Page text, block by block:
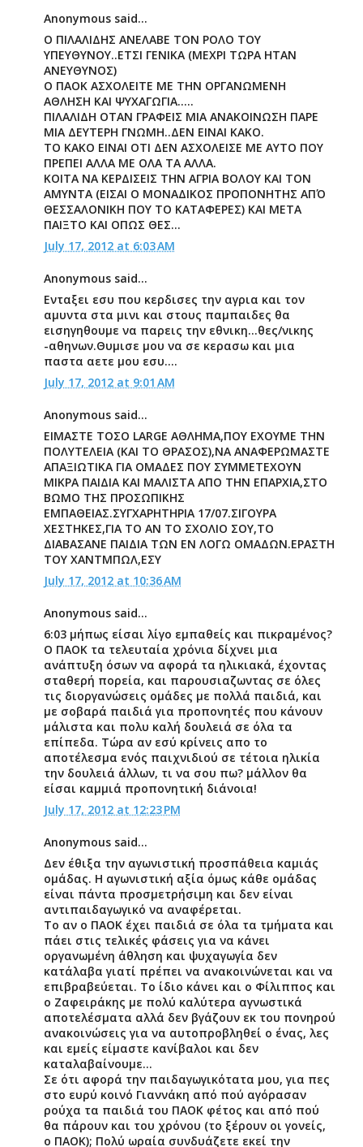
Anonymous said...
O ΠΙΛΑΛΙΔΗΣ ΑΝΕΛΑΒΕ ΤΟΝ ΡΟΛΟ ΤΟΥ
ΥΠΕΥΘΥΝΟΥ..ΕΤΣΙ ΓΕΝΙΚΑ (ΜΕΧΡΙ ΤΩΡΑ ΗΤΑΝ
ΑΝΕΥΘΥΝΟΣ)
Ο ΠΑΟΚ ΑΣΧΟΛΕΙΤΕ ΜΕ ΤΗΝ ΟΡΓΑΝΩΜΕΝΗ
ΑΘΛΗΣΗ ΚΑΙ ΨΥΧΑΓΩΓΙΑ.....
ΠΙΛΑΛΙΔΗ ΟΤΑΝ ΓΡΑΦΕΙΣ ΜΙΑ ΑΝΑΚΟΙΝΩΣΗ ΠΑΡΕ
ΜΙΑ ΔΕΥΤΕΡΗ ΓΝΩΜΗ..ΔΕΝ ΕΙΝΑΙ ΚΑΚΟ.
ΤΟ ΚΑΚΟ ΕΙΝΑΙ ΟΤΙ ΔΕΝ ΑΣΧΟΛΕΙΣΕ ΜΕ ΑΥΤΟ ΠΟΥ
ΠΡΕΠΕΙ ΑΛΛΑ ΜΕ ΟΛΑ ΤΑ ΑΛΛΑ.
ΚΟΙΤΑ ΝΑ ΚΕΡΔΙΣΕΙΣ ΤΗΝ ΑΓΡΙΑ ΒΟΛΟΥ ΚΑΙ ΤΟΝ
ΑΜΥΝΤΑ (ΕΙΣΑΙ Ο ΜΟΝΑΔΙΚΟΣ ΠΡΟΠΟΝΗΤΗΣ ΑΠΌ
ΘΕΣΣΑΛΟΝΙΚΗ ΠΟΥ ΤΟ ΚΑΤΑΦΕΡΕΣ) ΚΑΙ ΜΕΤΑ
ΠΑΙΞΤΟ ΚΑΙ ΟΠΩΣ ΘΕΣ...
July 17, 2012 at 6:03 AM
Anonymous said...
Ενταξει εσυ που κερδισες την αγρια και τον
αμυντα στα μινι και στους παμπαιδες θα
εισηγηθουμε να παρεις την εθνικη...θες/νικης
-αθηνων.Θυμισε μου να σε κερασω και μια
παστα αετε μου εσυ....
July 17, 2012 at 9:01 AM
Anonymous said...
ΕΙΜΑΣΤΕ ΤΟΣΟ LARGE ΑΘΛΗΜΑ,ΠΟΥ ΕΧΟΥΜΕ ΤΗΝ
ΠΟΛΥΤΕΛΕΙΑ (ΚΑΙ ΤΟ ΘΡΑΣΟΣ),ΝΑ ΑΝΑΦΕΡΩΜΑΣΤΕ
ΑΠΑΞΙΩΤΙΚΑ ΓΙΑ ΟΜΑΔΕΣ ΠΟΥ ΣΥΜΜΕΤΕΧΟΥΝ
ΜΙΚΡΑ ΠΑΙΔΙΑ ΚΑΙ ΜΑΛΙΣΤΑ ΑΠΟ ΤΗΝ ΕΠΑΡΧΙΑ,ΣΤΟ
ΒΩΜΟ ΤΗΣ ΠΡΟΣΩΠΙΚΗΣ
ΕΜΠΑΘΕΙΑΣ.ΣΥΓΧΑΡΗΤΗΡΙΑ 17/07.ΣΙΓΟΥΡΑ
ΧΕΣΤΗΚΕΣ,ΓΙΑ ΤΟ ΑΝ ΤΟ ΣΧΟΛΙΟ ΣΟΥ,ΤΟ
ΔΙΑΒΑΣΑΝΕ ΠΑΙΔΙΑ ΤΩΝ ΕΝ ΛΟΓΩ ΟΜΑΔΩΝ.ΕΡΑΣΤΗ
ΤΟΥ ΧΑΝΤΜΠΩΛ,ΕΣΥ
July 17, 2012 at 10:36 AM
Anonymous said...
6:03 μήπως είσαι λίγο εμπαθείς και πικραμένος?
Ο ΠΑΟΚ τα τελευταία χρόνια δίχνει μια
ανάπτυξη όσων να αφορά τα ηλικιακά, έχοντας
σταθερή πορεία, και παρουσιαζωντας σε όλες
τις διοργανώσεις ομάδες με πολλά παιδιά, και
με σοβαρά παιδιά για προπονητές που κάνουν
μάλιστα και πολυ καλή δουλειά σε όλα τα
επίπεδα. Τώρα αν εσύ κρίνεις απο το
αποτέλεσμα ενός παιχνιδιού σε τέτοια ηλικία
την δουλειά άλλων, τι να σου πω? μάλλον θα
είσαι καμμιά προπονητική διάνοια!
July 17, 2012 at 12:23 PM
Anonymous said...
Δεν έθιξα την αγωνιστική προσπάθεια καμιάς
ομάδας. Η αγωνιστική αξία όμως κάθε ομάδας
είναι πάντα προσμετρήσιμη και δεν είναι
αντιπαιδαγωγικό να αναφέρεται.
Το αν ο ΠΑΟΚ έχει παιδιά σε όλα τα τμήματα και
πάει στις τελικές φάσεις για να κάνει
οργανωμένη άθληση και ψυχαγωγία δεν
κατάλαβα γιατί πρέπει να ανακοινώνεται και να
επιβραβεύεται. Το ίδιο κάνει και ο Φίλιππος και
ο Ζαφειράκης με πολύ καλύτερα αγνωστικά
αποτελέσματα αλλά δεν βγάζουν εκ του πονηρού
ανακοινώσεις για να αυτοπροβληθεί ο ένας, λες
και εμείς είμαστε κανίβαλοι και δεν
καταλαβαίνουμε…
Σε ότι αφορά την παιδαγωγικότατα μου, για πες
στο ευρύ κοινό Γιαννάκη από πού αγόρασαν
ρούχα τα παιδιά του ΠΑΟΚ φέτος και από πού
θα πάρουν και του χρόνου (το ξέρουν οι γονείς,
ο ΠΑΟΚ); Πολύ ωραία συνδυάζετε εκεί την